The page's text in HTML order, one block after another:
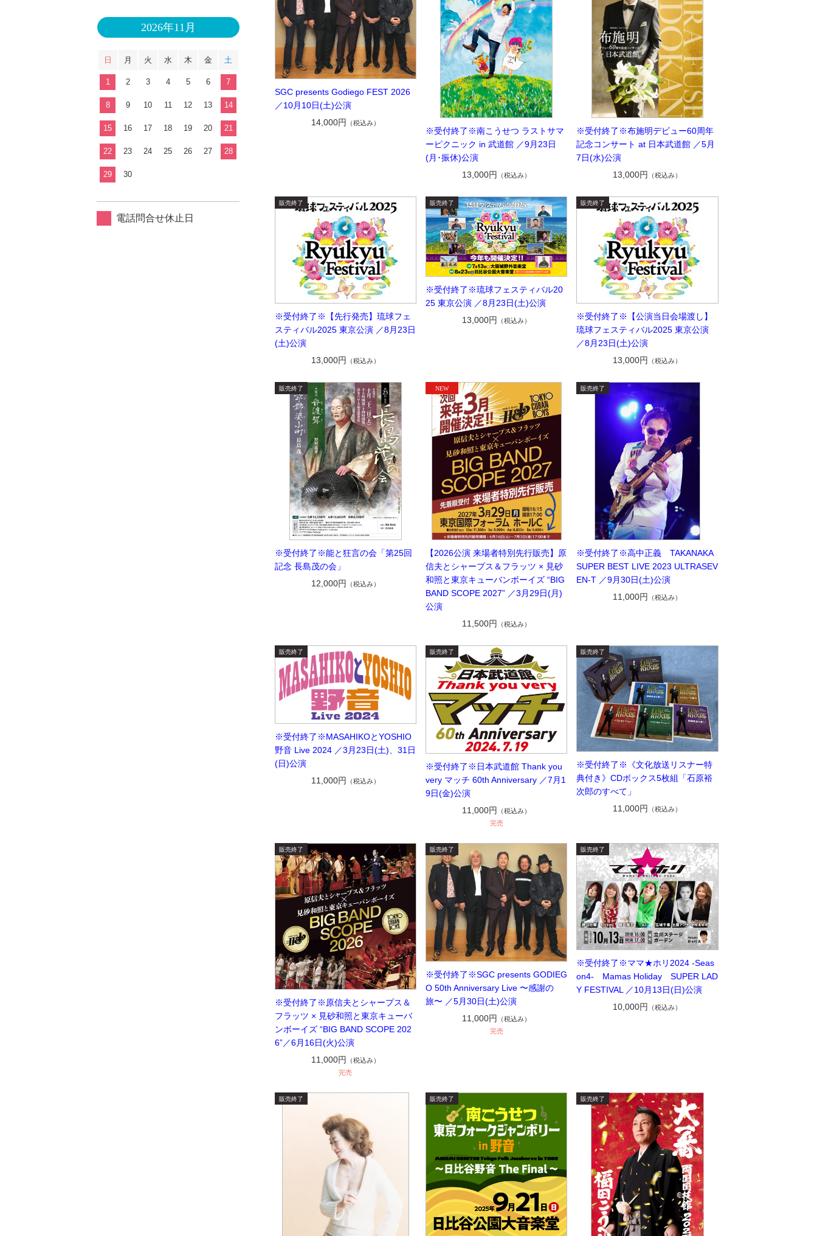
SGC presents Godiego FEST 2026
／10月10日(土)公演
14,000円 （税込み）
※受付終了※南こうせつ ラストサマ
ーピクニック in 武道館 ／9月23日
(月･振休)公演
13,000円
（税込み）
※受付終了※布施明デビュー60周年
記念コンサート at 日本武道館 ／5月
7日(水)公演
13,000円
（税込み）
※受付終了※【先行発売】琉球フェ
スティバル2025 東京公演 ／8月23日
(土)公演
13,000円
（税込み）
※受付終了※琉球フェスティバル20
25 東京公演 ／8月23日(土)公演
13,000円
（税込み）
※受付終了※【公演当日会場渡し】
琉球フェスティバル2025 東京公演
／8月23日(土)公演
13,000円
（税込み）
※受付終了※能と狂言の会「第25回
記念 長島茂の会」
12,000円
（税込み）
【2026公演 来場者特別先行販売】原
信夫とシャープス＆フラッツ × 見砂
和照と東京キューバンボーイズ “BIG
BAND SCOPE 2027” ／3月29日(月)
公演
11,500円
（税込み）
※受付終了※高中正義 TAKANAKA
SUPER BEST LIVE 2023 ULTRASEV
EN-T ／9月30日(土)公演
11,000円
（税込み）
※受付終了※MASAHIKOとYOSHIO
野音 Live 2024 ／3月23日(土)、31日
(日)公演
11,000円 （税込み）
※受付終了※日本武道館 Thank you
very マッチ 60th Anniversary ／7月1
9日(金)公演
11,000円
（税込み）
完売
※受付終了※《文化放送リスナー特
典付き》CDボックス5枚組「石原裕
次郎のすべて」
11,000円
（税込み）
※受付終了※原信夫とシャープス＆
フラッツ × 見砂和照と東京キューバ
ンボーイズ “BIG BAND SCOPE 202
6”／6月16日(火)公演
11,000円
（税込み）
完売
※受付終了※SGC presents GODIEG
O 50th Anniversary Live 〜感謝の
旅〜 ／5月30日(土)公演
11,000円
（税込み）
完売
※受付終了※ママ★ホリ2024 -Seas
on4- Mamas Holiday SUPER LAD
Y FESTIVAL ／10月13日(日)公演
10,000円
（税込み）
2026年11月
日 月 火 水 木 金 土
1 2 3 4 5 6 7
8 9 10 11 12 13 14
15 16 17 18 19 20 21
22 23 24 25 26 27 28
29 30
電話問合せ休止日